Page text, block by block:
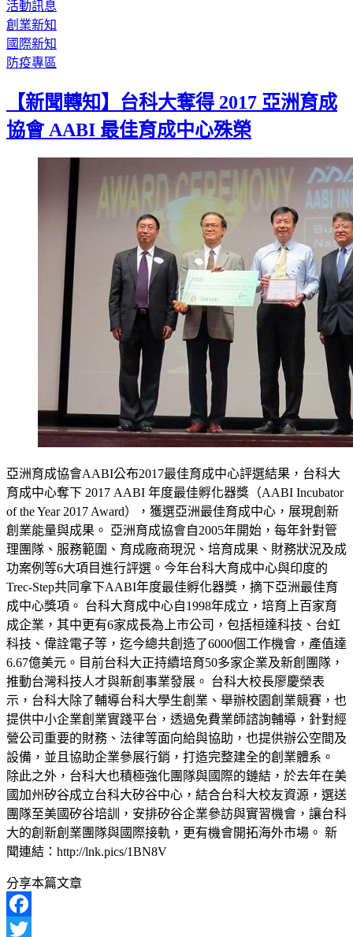
活動訊息
創業新知
國際新知
防疫專區
【新聞轉知】台科大奪得 2017 亞洲育成
協會 AABI 最佳育成中心殊榮
亞洲育成協會AABI公布2017最佳育成中心評選結果，台科大
育成中心奪下 2017 AABI 年度最佳孵化器獎（AABI Incubator
of the Year 2017 Award），獲選亞洲最佳育成中心，展現創新
創業能量與成果。 亞洲育成協會自2005年開始，每年針對管
理團隊、服務範圍、育成廠商現況、培育成果、財務狀況及成
功案例等6大項目進行評選。今年台科大育成中心與印度的
Trec-Step共同拿下AABI年度最佳孵化器獎，摘下亞洲最佳育
成中心獎項。 台科大育成中心自1998年成立，培育上百家育
成企業，其中更有6家成長為上市公司，包括桓達科技、台虹
科技、偉詮電子等，迄今總共創造了6000個工作機會，產值達
6.67億美元。目前台科大正持續培育50多家企業及新創團隊，
推動台灣科技人才與新創事業發展。 台科大校長廖慶榮表
示，台科大除了輔導台科大學生創業、舉辦校園創業競賽，也
提供中小企業創業實踐平台，透過免費業師諮詢輔導，針對經
營公司重要的財務、法律等面向給與協助，也提供辦公空間及
設備，並且協助企業參展行銷，打造完整建全的創業體系。
除此之外，台科大也積極強化團隊與國際的鏈結，於去年在美
國加州矽谷成立台科大矽谷中心，結合台科大校友資源，選送
團隊至美國矽谷培訓，安排矽谷企業參訪與實習機會，讓台科
大的創新創業團隊與國際接軌，更有機會開拓海外市場。 新
聞連結：http://lnk.pics/1BN8V
分享本篇文章
Facebook